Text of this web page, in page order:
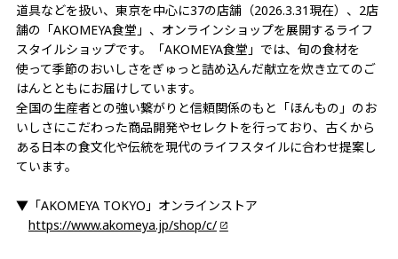
道具などを扱い、東京を中心に37の店舗（2026.3.31現在）、2店
舗の「AKOMEYA食堂」、オンラインショップを展開するライフ
スタイルショップです。「AKOMEYA食堂」では、旬の食材を
使って季節のおいしさをぎゅっと詰め込んだ献立を炊き立てのご
はんとともにお届けしています。
全国の生産者との強い繋がりと信頼関係のもと「ほんもの」のお
いしさにこだわった商品開発やセレクトを行っており、古くから
ある日本の食文化や伝統を現代のライフスタイルに合わせ提案し
ています。
▼「AKOMEYA TOKYO」オンラインストア
https://www.akomeya.jp/shop/c/